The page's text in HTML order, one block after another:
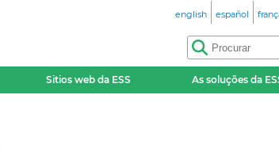
english español
Sitios web da ESS As soluções da